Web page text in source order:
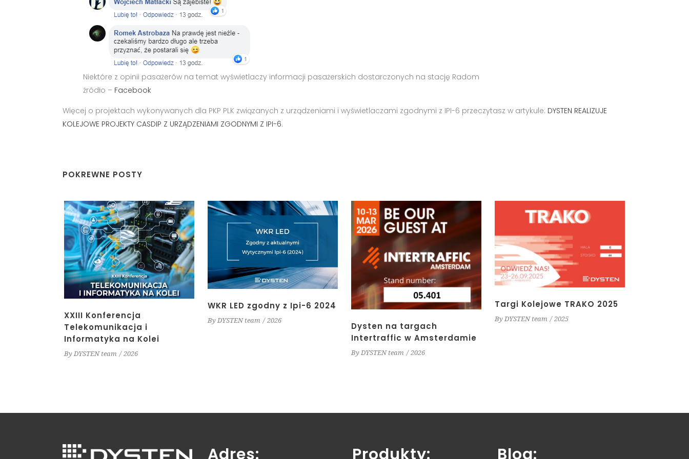
Niektóre z opinii pasażerów na temat wyświetlaczy informacji pasażerskich dostarczonych na stację Radom
źródło – Facebook
Więcej o projektach wykonywanych dla PKP PLK związanych z urządzeniami i wyświetlaczami zgodnymi z IPI-6 przeczytasz w artykule: DYSTEN REALIZUJE
KOLEJOWE PROJEKTY CASDIP Z URZĄDZENIAMI ZGODNYMI Z IPI-6.
POKREWNE POSTY
XXIII Konferencja
Telekomunikacja i
Informatyka na Kolei
By DYSTEN team 2026
WKR LED zgodny z Ipi-6 2024
By DYSTEN team 2026
Dysten na targach
Intertraffic w Amsterdamie
By DYSTEN team 2026
Targi Kolejowe TRAKO 2025
By DYSTEN team 2025
Adres: Produkty: Blog: